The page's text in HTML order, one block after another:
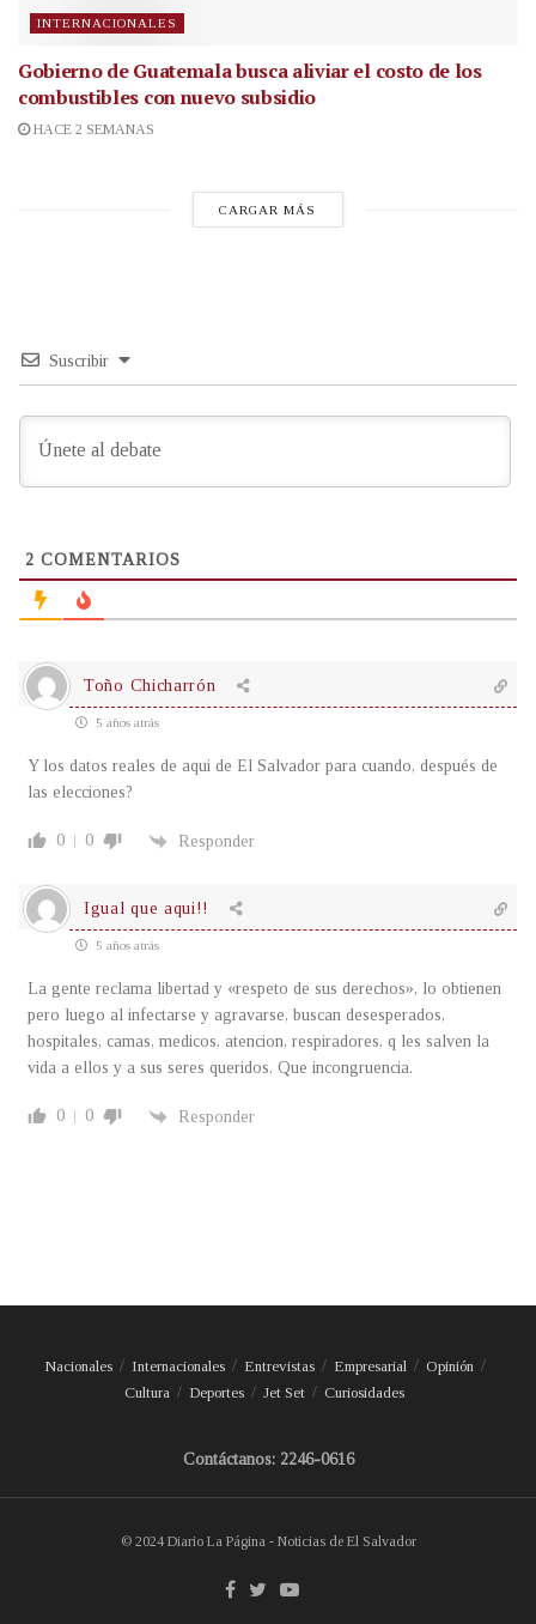
INTERNACIONALES
Gobierno de Guatemala busca aliviar el costo de los
combustibles con nuevo subsidio
HACE 2 SEMANAS
CARGAR MÁS
Suscribir
2 COMENTARIOS
Toño Chicharrón
5 años atrás
Y los datos reales de aqui de El Salvador para cuando, después de
las elecciones?
0 0 Responder
Igual que aqui!!
5 años atrás
La gente reclama libertad y «respeto de sus derechos», lo obtienen
pero luego al infectarse y agravarse, buscan desesperados,
hospitales, camas, medicos, atencion, respiradores, q les salven la
vida a ellos y a sus seres queridos. Que incongruencia.
0 0 Responder
Nacionales Internacionales Entrevistas Empresarial
Opinión
Cultura
Deportes Jet Set Curiosidades
Contáctanos: 2246-0616
© 2024 Diario La Página - Noticias de El Salvador